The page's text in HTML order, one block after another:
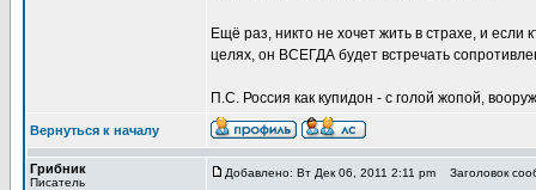
Ещё раз, никто не хочет жить в страхе, и если
целях, он ВСЕГДА будет встречать
П.С. Россия как купидон - с голой жопой,
Вернуться к началу
Грибник
Писатель
Добавлено: Вт Дек 06, 2011 2:11 pm Заголовок